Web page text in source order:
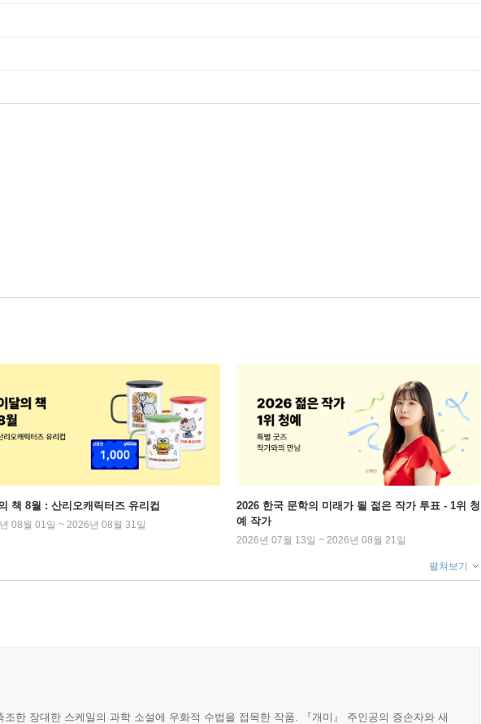
책 8월 : 산리오캐릭터즈 유리컵
08월 01일 ~ 2026년 08월 31일
2026 한국 문학의 미래가 될 젊은 작가 투표 - 1위 청
예 작가
2026년 07월 13일 ~ 2026년 08월 21일
펼쳐보기
한 장대한 스케일의 과학 소설에 우화적 수법을 접목한 작품. 『개미』 주인공의 증손자와 새